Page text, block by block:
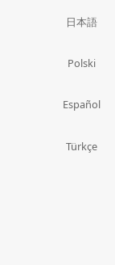
日本語
Polski
Español
Türkçe